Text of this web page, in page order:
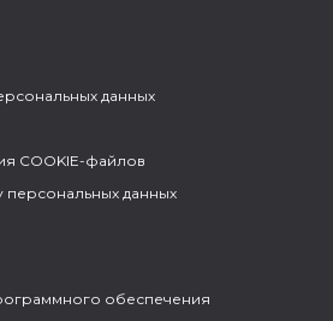
данных
COOKIE-файлов
персональных данных
обеспечения